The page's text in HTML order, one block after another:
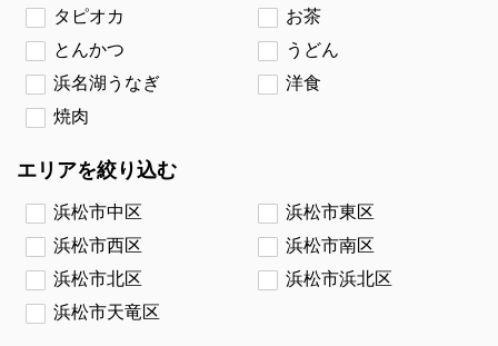
タピオカ
お茶
とんかつ
うどん
浜名湖うなぎ
洋食
焼肉
エリアを絞り込む
浜松市中区
浜松市東区
浜松市西区
浜松市南区
浜松市北区
浜松市浜北区
浜松市天竜区